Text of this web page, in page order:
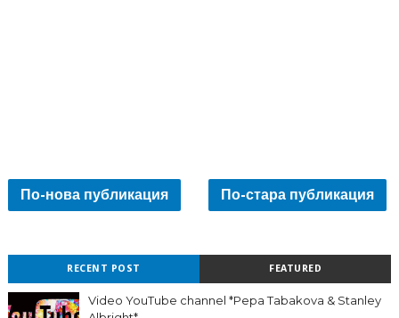
По-нова публикация По-стара публикация
RECENT POST FEATURED
Video YouTube channel *Pepa Tabakova & Stanley